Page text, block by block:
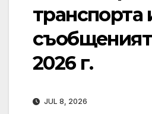
транспорта
2026 г.
JUL 8, 2026